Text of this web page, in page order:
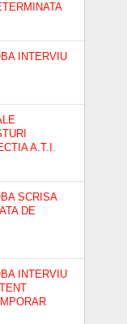
INTERVIU
A.T.I.
SCRISA
DE
INTERVIU